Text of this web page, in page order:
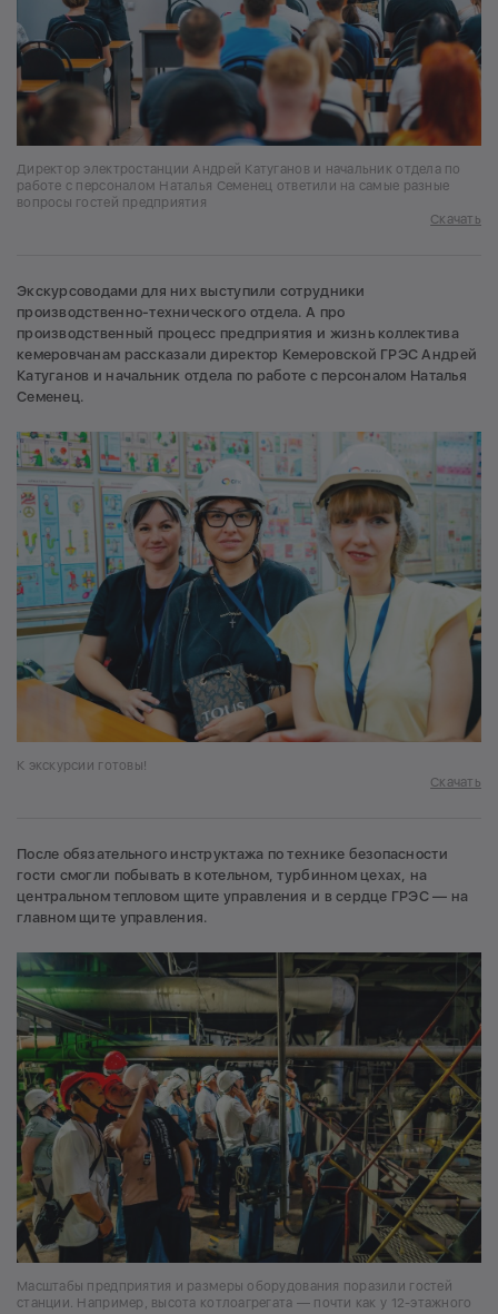
Директор электростанции Андрей Катуганов и начальник отдела по
работе с персоналом Наталья Семенец ответили на самые разные
вопросы гостей предприятия
Скачать
Экскурсоводами для них выступили сотрудники
производственно-технического отдела. А про
производственный процесс предприятия и жизнь коллектива
кемеровчанам рассказали директор Кемеровской ГРЭС Андрей
Катуганов и начальник отдела по работе с персоналом Наталья
Семенец.
К экскурсии готовы!
Скачать
После обязательного инструктажа по технике безопасности
гости смогли побывать в котельном, турбинном цехах, на
центральном тепловом щите управления и в сердце ГРЭС — на
главном щите управления.
Масштабы предприятия и размеры оборудования поразили гостей
станции. Например, высота котлоагрегата — почти как у 12-этажного